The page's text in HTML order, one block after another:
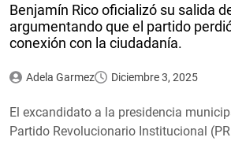
Benjamín Rico oficializó su salida
argumentando que el partido
conexión con la ciudadanía.
Adela Garmez Diciembre 3, 2025
El excandidato a la presidencia
Partido Revolucionario Institucional